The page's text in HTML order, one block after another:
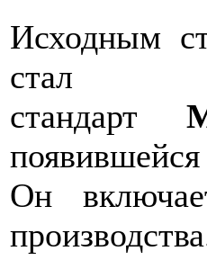
Исходным
стал
стандарт
появившейся
Он